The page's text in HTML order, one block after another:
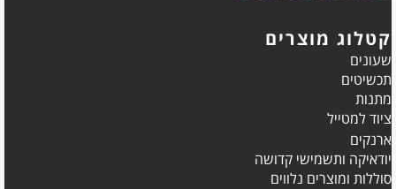
קטלוג מוצרים
שעונים
תכשיטים
מתנות
ציוד למטייל
ארנקים
יודאיקה ותשמישי קדושה
סוללות ומוצרים נלווים